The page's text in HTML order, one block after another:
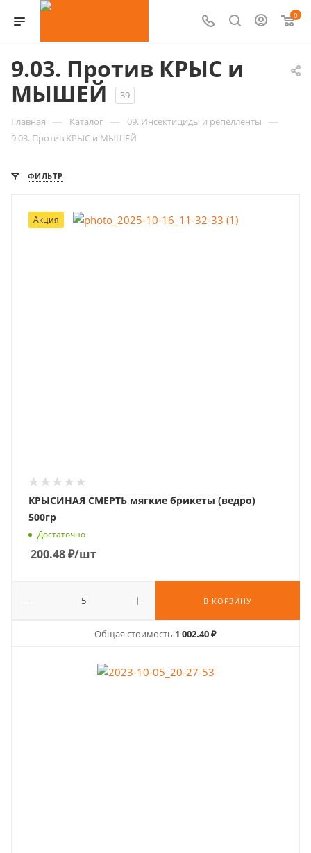
0
9.03. Против КРЫС и
МЫШЕЙ
39
Главная — Каталог — 09. Инсектициды и репелленты —
9.03. Против КРЫС и МЫШЕЙ
ФИЛЬТР
Акция
КРЫСИНАЯ СМЕРТЬ мягкие брикеты (ведро)
500гр
Достаточно
200.48₽/шт
В КОРЗИНУ
Общая стоимость 1 002.40 ₽